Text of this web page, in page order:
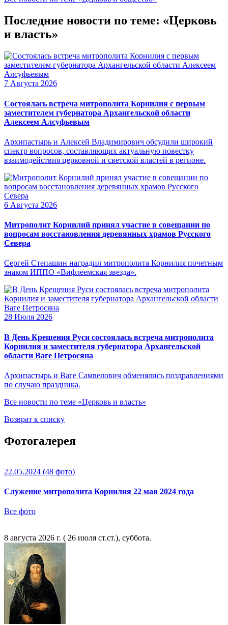
Последние новости по теме: «Церковь
и власть»
7 Августа 2026
Состоялась встреча митрополита Корнилия с первым
заместителем губернатора Архангельской области
Алексеем Алсуфьевым
Архипастырь и Алексей Владимирович обсудили широкий
спектр вопросов, составляющих актуальную повестку
взаимодействия церковной и светской властей в регионе.
6 Августа 2026
Митрополит Корнилий принял участие в совещании по
вопросам восстановления деревянных храмов Русского
Севера
Сергей Степашин наградил митрополита Корнилия почетным
знаком ИППО «Вифлеемская звезда».
28 Июля 2026
В День Крещения Руси состоялась встреча митрополита
Корнилия и заместителя губернатора Архангельской
области Ваге Петросяна
Архипастырь и Ваге Самвелович обменялись поздравлениями
по случаю праздника.
Все новости по теме «Церковь и власть»
Возврат к списку
Фотогалерея
22.05.2024 (48 фото)
Служение митрополита Корнилия 22 мая 2024 года
Все фото
8 августа 2026 г. ( 26 июля ст.ст.), суббота.